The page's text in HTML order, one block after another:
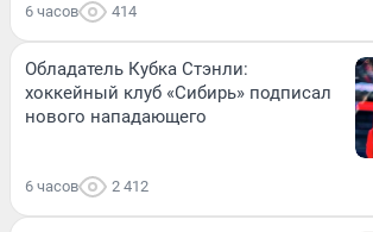
6 часов 414
Обладатель Кубка Стэнли:
хоккейный клуб «Сибирь» подписал
нового нападающего
6 часов 2 412